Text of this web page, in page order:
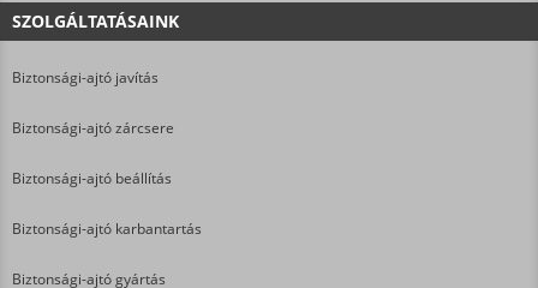
SZOLGÁLTATÁSAINK
Biztonsági-ajtó javítás
Biztonsági-ajtó zárcsere
Biztonsági-ajtó beállítás
Biztonsági-ajtó karbantartás
Biztonsági-ajtó gyártás